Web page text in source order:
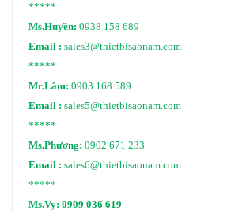
*****
Ms.Huyền: 0938 158 689
Email : sales3@thietbisaonam.com
*****
Mr.Lâm: 0903 168 589
Email : sales5@thietbisaonam.com
*****
Ms.Phương: 0902 671 233
Email : sales6@thietbisaonam.com
*****
Ms.Vy: 0909 036 619